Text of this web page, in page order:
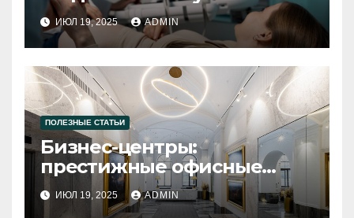
посещать специалиста
ИЮЛ 19, 2025 ADMIN
ПОЛЕЗНЫЕ СТАТЬИ
Бизнес-центры:
престижные офисные
пространства в Санкт-
Петербурге
ИЮЛ 19, 2025 ADMIN